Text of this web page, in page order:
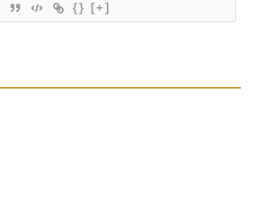
{} [+]